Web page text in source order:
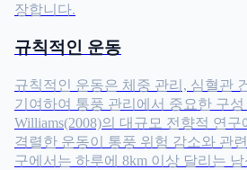
장합니다.
규칙적인 운동
규칙적인 운동은 체중 관리, 심혈관
기여하여 통풍 관리에서 중요한 구
Williams(2008)의 대규모 전향적 연
격렬한 운동이 통풍 위험 감소와 관
구에서는 하루에 8km 이상 달리는